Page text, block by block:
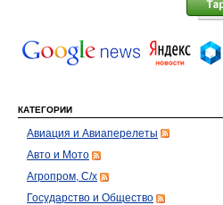
КАТЕГОРИИ
Авиация и Авиаперелеты
Авто и Мото
Агропром, С/х
Государство и Общество